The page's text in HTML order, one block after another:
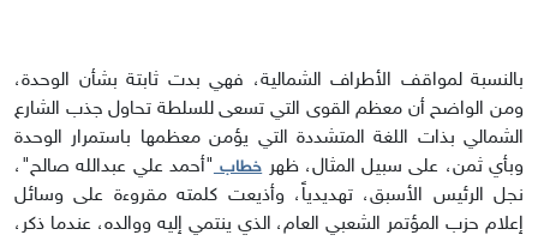
بالنسبة لمواقف الأطراف الشمالية، فهي بدت ثابتة بشأن الوحدة،
ومن الواضح أن معظم القوى التي تسعى للسلطة تحاول جذب الشارع
الشمالي بذات اللغة المتشددة التي يؤمن معظمها باستمرار الوحدة
وبأي ثمن، على سبيل المثال، ظهرخطاب "أحمد علي عبدالله صالح"،
نجل الرئيس الأسبق، تهديدياً، وأذيعت كلمته مقروءة على وسائل
إعلام حزب المؤتمر الشعبي العام، الذي ينتمي إليه ووالده، عندما ذكر،